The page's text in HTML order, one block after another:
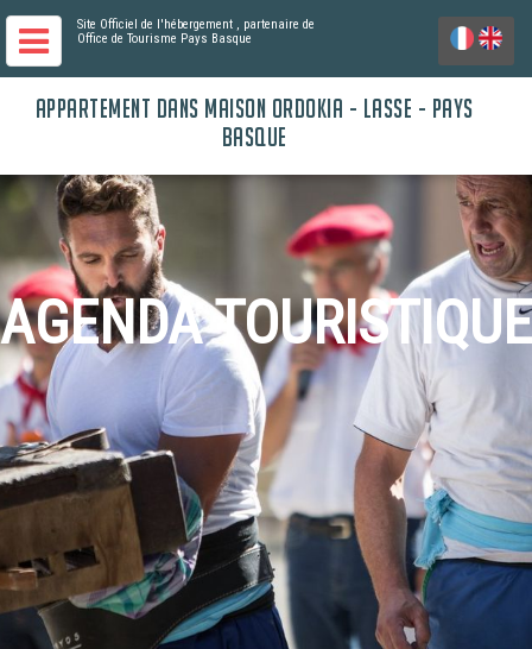
Site Officiel de l'hébergement , partenaire de
Office de Tourisme Pays Basque
APPARTEMENT DANS MAISON ORDOKIA - LASSE - PAYS
BASQUE
AGENDA TOURISTIQUE